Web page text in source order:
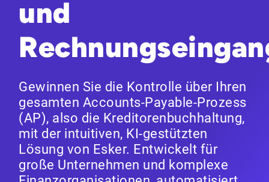
und
Gewinnen Sie die Kontrolle über Ihren
gesamten Accounts-Payable-Prozess
(AP), also die Kreditorenbuchhaltung,
mit der intuitiven, KI-gestützten
Lösung von Esker. Entwickelt für
große Unternehmen und komplexe